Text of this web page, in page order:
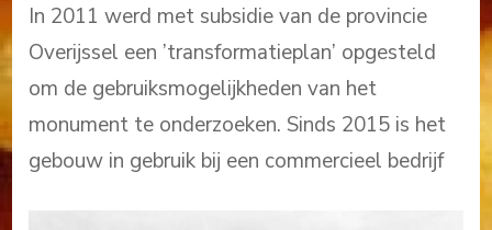
In 2011 werd met subsidie van de provincie
Overijssel een ’transformatieplan’ opgesteld
om de gebruiksmogelijkheden van het
monument te onderzoeken. Sinds 2015 is het
gebouw in gebruik bij een commercieel bedrijf